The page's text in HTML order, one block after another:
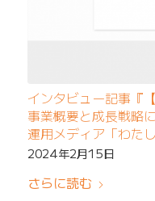
インタビュー記事『
事業概要と成長戦略
運用メディア「わた
2024年2月15日
さらに読む